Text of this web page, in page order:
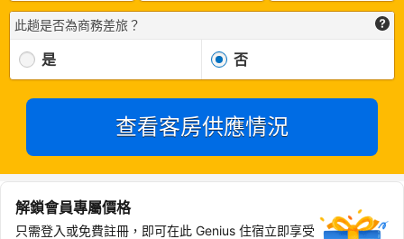
此趟是否為商務差旅？
是 否
查看客房供應情況
解鎖會員專屬價格
只需登入或免費註冊，即可在此 Genius 住宿立即享受